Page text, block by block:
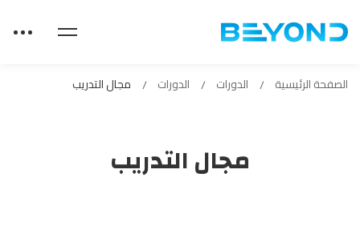
مجال التدريب
الصفحة الرئيسية الدورات الدورات مجال التدريب